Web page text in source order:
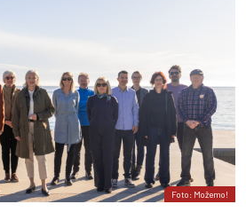
Foto: Možemo!